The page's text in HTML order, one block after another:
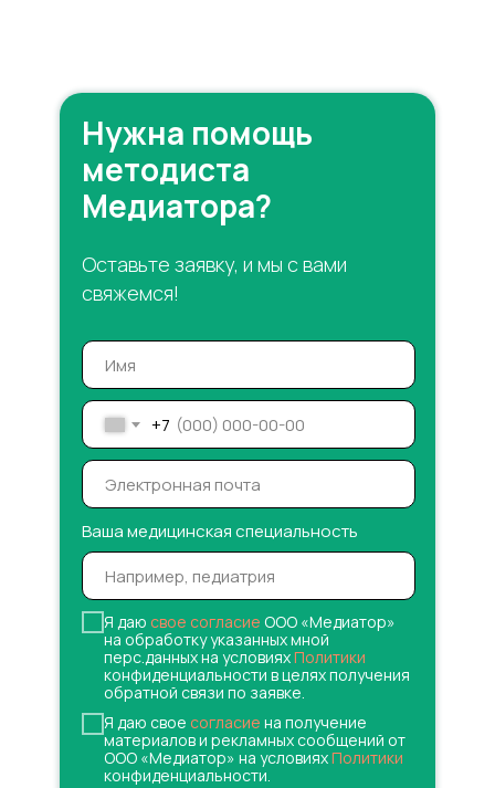
Нужна помощь
методиста
Медиатора?
+7
Ваша медицинская специальность
Я даю свое согласие ООО «Медиатор»
на обработку указанных мной
перс.данных на условияхПолитики
конфиденциальности в целях получения
обратной связи по заявке.
Я даю свое согласие на получение
материалов и рекламных сообщений от
ООО «Медиатор» на условияхПолитики
конфиденциальности.
Оставьте заявку, и мы с вами
свяжемся!